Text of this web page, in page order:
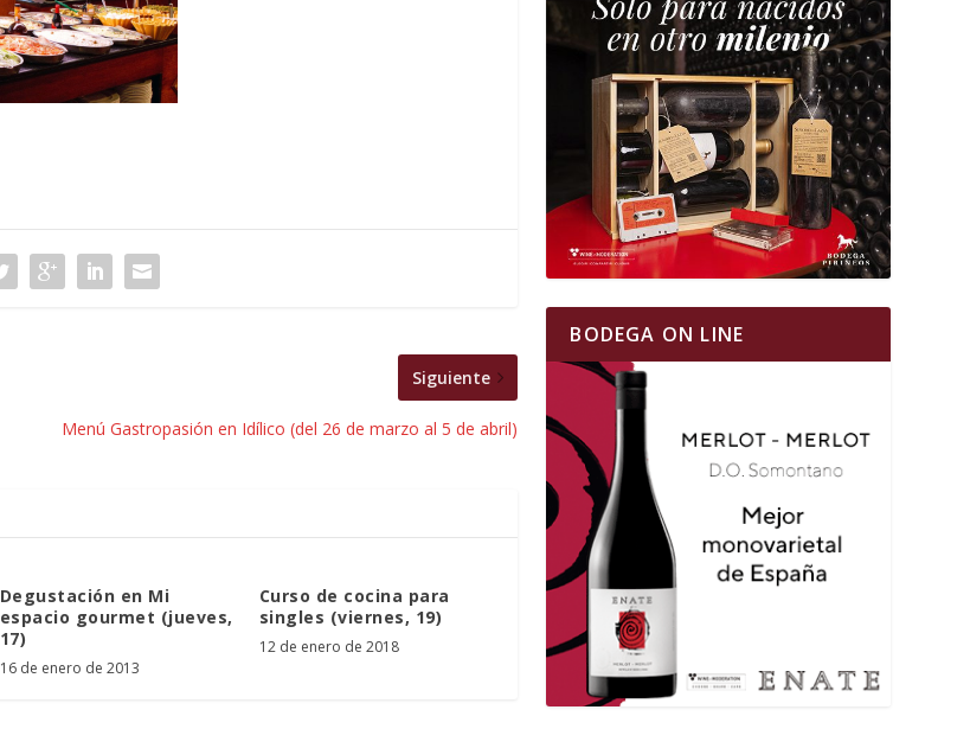
Siguiente
Menú Gastropasión en Idílico (del 26 de marzo al 5 de abril)
Degustación en Mi
espacio gourmet (jueves,
17)
16 de enero de 2013
Curso de cocina para
singles (viernes, 19)
12 de enero de 2018
BODEGA ON LINE